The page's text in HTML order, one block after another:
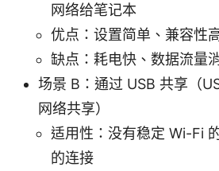
网络给笔记本
优点：设置简单、兼容性
缺点：耗电快、数据流量
场景 B：通过 USB 共享（
网络共享）
适用性：没有稳定 Wi-Fi
的连接